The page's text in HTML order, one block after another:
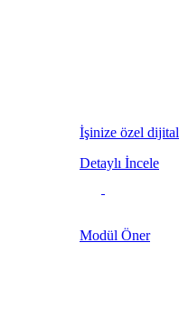
İşinize özel
Detaylı İncele
Modül Öner